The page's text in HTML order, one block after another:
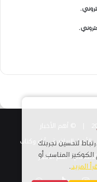
الأخبار الرياضية أراء وكتاب
– أهم الأخبار
لتحسين تجربتك
المناسب أو
المزيد.